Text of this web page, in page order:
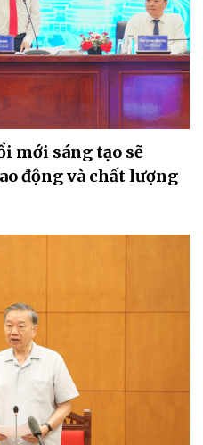
mới sáng tạo sẽ
động và chất lượng